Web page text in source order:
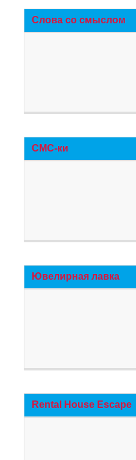
Слова со смыслом
СМС-ки
Ювелирная лавка
Rental House Escape